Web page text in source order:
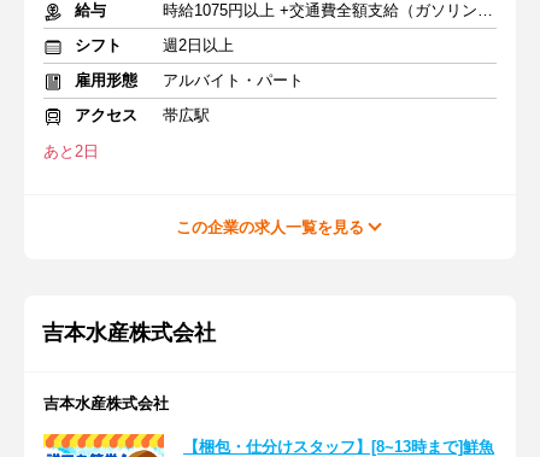
給与
時給1075円以上 +交通費全額支給（ガソリン代も支給）
シフト
週2日以上
雇用形態
アルバイト・パート
アクセス
帯広駅
あと2日
この企業の求人一覧を見る
吉本水産株式会社
吉本水産株式会社
【梱包・仕分けスタッフ】[8~13時まで]鮮魚